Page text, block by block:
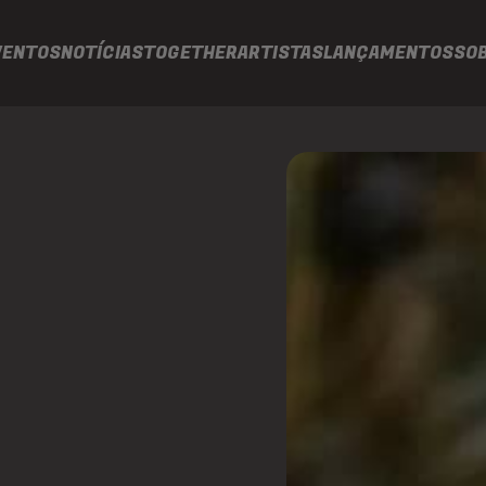
NOTÍCIASTOGETHERARTISTASLANÇAMENTOS